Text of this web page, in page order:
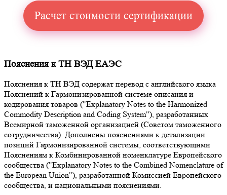
Расчет стоимости сертификации
Пояснения к ТН ВЭД ЕАЭС
Пояснения к ТН ВЭД содержат перевод с английского языка
Пояснений к Гармонизированной системе описания и
кодирования товаров ("Explanatory Notes to the Harmonized
Commodity Description and Coding System"), разработанных
Всемирной таможенной организацией (Советом таможенного
сотрудничества). Дополнены пояснениями к детализации
позиций Гармонизированной системы, соответствующими
Пояснениям к Комбинированной номенклатуре Европейского
сообщества ("Explanatory Notes to the Combined Nomenclature of
the European Union"), разработанной Комиссией Европейского
сообщества, и национальными пояснениями.